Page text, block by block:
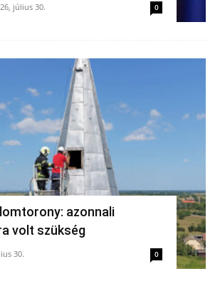
július 30. 0
azonnali
volt szükség
30. 0